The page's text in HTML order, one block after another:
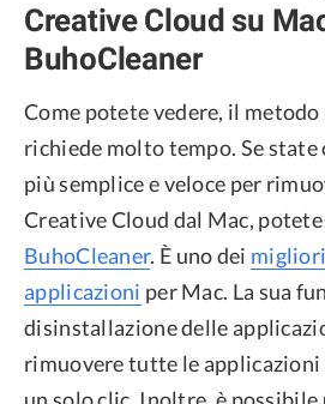
Creative Cloud su
BuhoCleaner
Come potete vedere, il metodo
richiede molto tempo. Se state
più semplice e veloce per
Creative Cloud dal Mac,
BuhoCleaner. È uno dei
applicazioni per Mac. La sua
disinstallazione delle
rimuovere tutte le applicazioni